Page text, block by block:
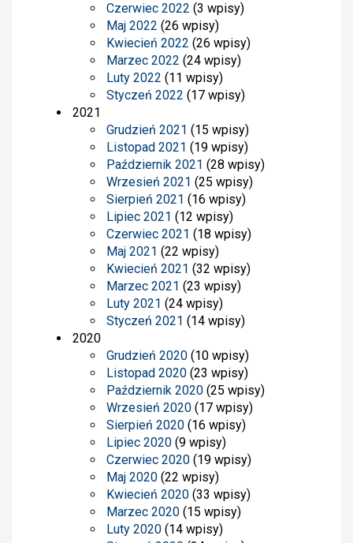
Czerwiec 2022 (3 wpisy)
Maj 2022 (26 wpisy)
Kwiecień 2022 (26 wpisy)
Marzec 2022 (24 wpisy)
Luty 2022 (11 wpisy)
Styczeń 2022 (17 wpisy)
2021
Grudzień 2021 (15 wpisy)
Listopad 2021 (19 wpisy)
Październik 2021 (28 wpisy)
Wrzesień 2021 (25 wpisy)
Sierpień 2021 (16 wpisy)
Lipiec 2021 (12 wpisy)
Czerwiec 2021 (18 wpisy)
Maj 2021 (22 wpisy)
Kwiecień 2021 (32 wpisy)
Marzec 2021 (23 wpisy)
Luty 2021 (24 wpisy)
Styczeń 2021 (14 wpisy)
2020
Grudzień 2020 (10 wpisy)
Listopad 2020 (23 wpisy)
Październik 2020 (25 wpisy)
Wrzesień 2020 (17 wpisy)
Sierpień 2020 (16 wpisy)
Lipiec 2020 (9 wpisy)
Czerwiec 2020 (19 wpisy)
Maj 2020 (22 wpisy)
Kwiecień 2020 (33 wpisy)
Marzec 2020 (15 wpisy)
Luty 2020 (14 wpisy)